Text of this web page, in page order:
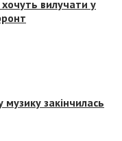
вилучати у
музику закінчилась